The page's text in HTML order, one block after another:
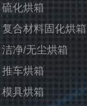
硫化烘箱
复合材料固化烘箱
洁净/无尘烘箱
推车烘箱
模具烘箱